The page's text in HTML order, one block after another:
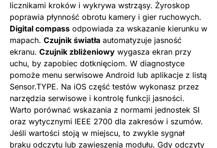
licznikami kroków i wykrywa wstrząsy. Żyroskop
poprawia płynność obrotu kamery i gier ruchowych.
Digital compass odpowiada za wskazanie kierunku w
mapach. Czujnik światła automatyzuje jasność
ekranu. Czujnik zbliżeniowy wygasza ekran przy
uchu, by zapobiec dotknięciom. W diagnostyce
pomoże menu serwisowe Android lub aplikacje z listą
Sensor.TYPE. Na iOS część testów wykonasz przez
narzędzia serwisowe i kontrolę funkcji jasności.
Warto porównać wskazania z normami jednostek SI
oraz wytycznymi IEEE 2700 dla zakresów i szumów.
Jeśli wartości stoją w miejscu, to zwykle sygnał
braku odczytu lub zawieszenia modułu. Gdy odczyty